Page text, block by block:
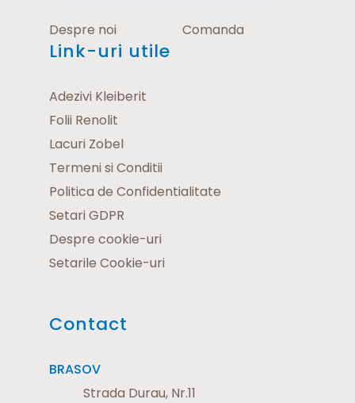
Despre noi Comanda
Link-uri utile
Adezivi Kleiberit
Folii Renolit
Lacuri Zobel
Termeni si Conditii
Politica de Confidentialitate
Setari GDPR
Despre cookie-uri
Setarile Cookie-uri
Contact
BRASOV
Strada Durau, Nr.11